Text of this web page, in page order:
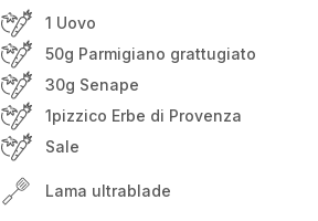
1 Uovo
50g Parmigiano grattugiato
30g Senape
1pizzico Erbe di Provenza
Sale
Lama ultrablade